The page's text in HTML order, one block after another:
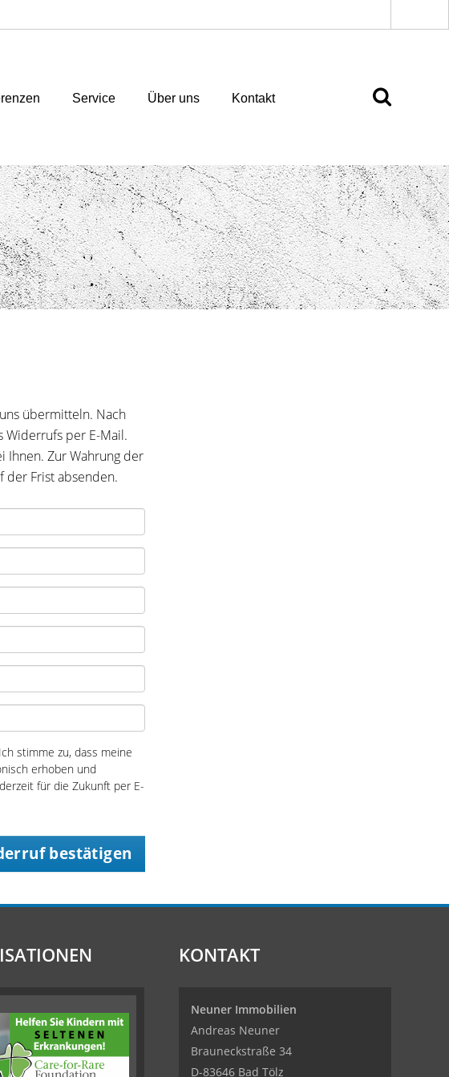
Service Über uns Kontakt
übermitteln. Nach
Widerrufs per E-Mail.
Ihnen. Zur Wahrung der
der Frist absenden.
stimme zu, dass meine
erhoben und
für die Zukunft per E-
bestätigen
KONTAKT
Neuner Immobilien
Andreas Neuner
Brauneckstraße 34
D-83646 Bad Tölz